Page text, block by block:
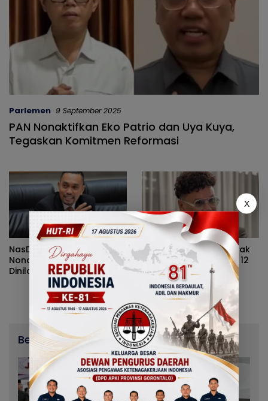
Parlemen 9 September 2025
PAN Nonaktifkan Eko Patrio dan Uya Kuya,
Tegaskan Komitmen Reformasi
NasDem dan PAN
Nonaktifkan Anggota DPR,
Dinilai Hanya Redam
Amarah Publik
Rumah Uya Kuya Dirusak
Massa, Polisi Tangkap 12
Tersangka
Berita Terbaru
X